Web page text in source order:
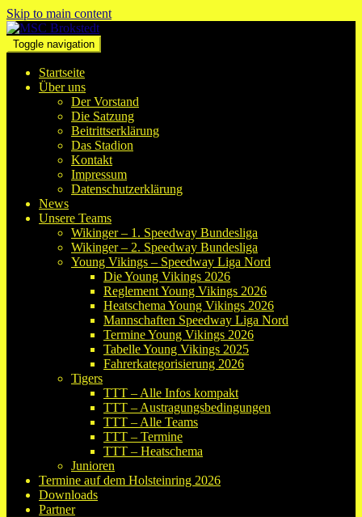
Skip to main content
Toggle navigation
Startseite
Über uns
Der Vorstand
Die Satzung
Beitrittserklärung
Das Stadion
Kontakt
Impressum
Datenschutzerklärung
News
Unsere Teams
Wikinger – 1. Speedway Bundesliga
Wikinger – 2. Speedway Bundesliga
Young Vikings – Speedway Liga Nord
Die Young Vikings 2026
Reglement Young Vikings 2026
Heatschema Young Vikings 2026
Mannschaften Speedway Liga Nord
Termine Young Vikings 2026
Tabelle Young Vikings 2025
Fahrerkategorisierung 2026
Tigers
TTT – Alle Infos kompakt
TTT – Austragungsbedingungen
TTT – Alle Teams
TTT – Termine
TTT – Heatschema
Junioren
Termine auf dem Holsteinring 2026
Downloads
Partner